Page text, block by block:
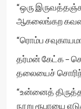
“ஒரு
ஆகலைங்கற
“ரொம்ப
தர்மன் கேட்க –
தலையைச்
“உன்னைத்
நூறு ரூபாயை